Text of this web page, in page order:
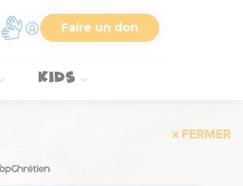
Faire un don
11
15